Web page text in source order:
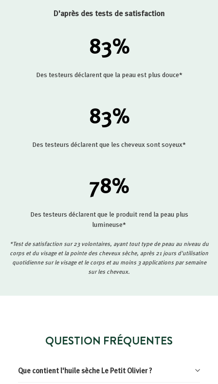
D'après des tests de satisfaction
83%
Des testeurs déclarent que la peau est plus douce*
83%
Des testeurs déclarent que les cheveux sont soyeux*
78%
Des testeurs déclarent que le produit rend la peau plus
lumineuse*
*Test de satisfaction sur 23 volontaires, ayant tout type de peau au niveau du
corps et du visage et la pointe des cheveux sèche, après 21 jours d'utilisation
quotidienne sur le visage et le corps et au moins 3 applications par semaine
sur les cheveux.
QUESTION FRÉQUENTES
Que contient l'huile sèche Le Petit Olivier ?